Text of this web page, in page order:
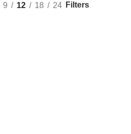
9 12 18 24 Filters